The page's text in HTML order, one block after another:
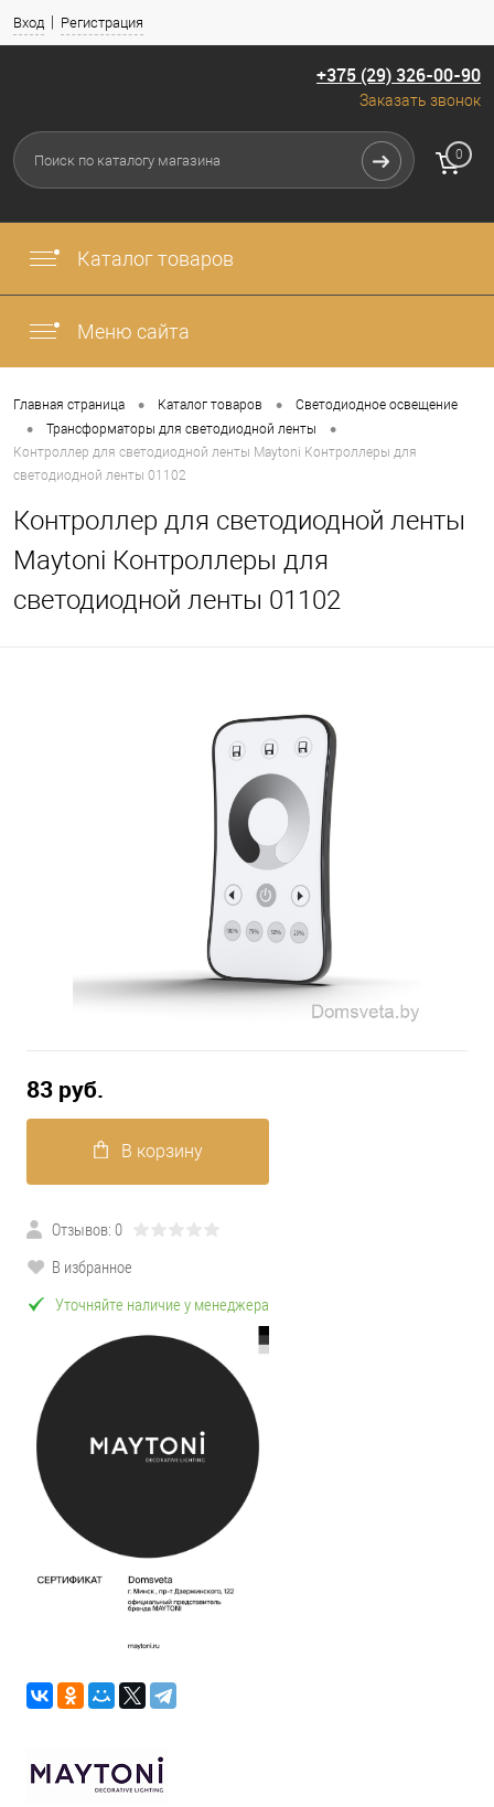
Вход Регистрация
+375 (29) 326-00-90
Заказать звонок
Меню сайта
Каталог товаров
0
Главная страница • Каталог товаров • Светодиодное освещение
• Трансформаторы для светодиодной ленты •
Контроллер для светодиодной ленты Maytoni Контроллеры для
светодиодной ленты 01102
Контроллер для светодиодной ленты
Maytoni Контроллеры для
светодиодной ленты 01102
83 pуб.
В корзину
Отзывов: 0
В избранное
Уточняйте наличие у менеджера